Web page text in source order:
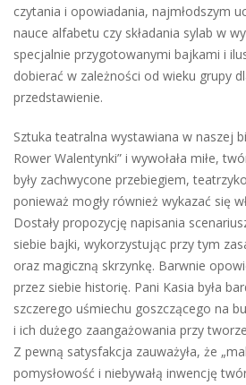
czytania i opowiadania, najmłodszym
nauce alfabetu czy składania sylab w
specjalnie przygotowanymi bajkami i
dobierać w zależności od wieku grupy
przedstawienie.
Sztuka teatralna wystawiana w naszej
Rower Walentynki” i wywołała miłe,
były zachwycone przebiegiem,
ponieważ mogły również wykazać się
Dostały propozycję napisania
siebie bajki, wykorzystując przy tym
oraz magiczną skrzynkę. Barwnie
przez siebie historię. Pani Kasia była
szczerego uśmiechu goszczącego na
i ich dużego zaangażowania przy
Z pewną satysfakcja zauważyła, że
pomysłowość i niebywałą inwencję